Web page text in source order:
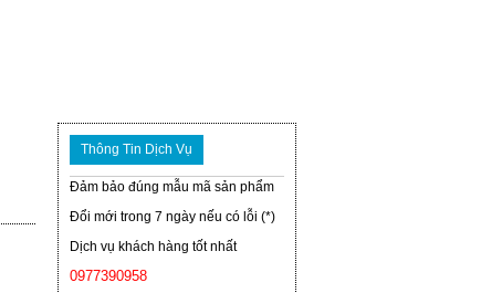
Thông Tin Dịch Vụ
Đảm bảo đúng mẫu mã sản phẩm
Đổi mới trong 7 ngày nếu có lỗi (*)
Dịch vụ khách hàng tốt nhất
0977390958